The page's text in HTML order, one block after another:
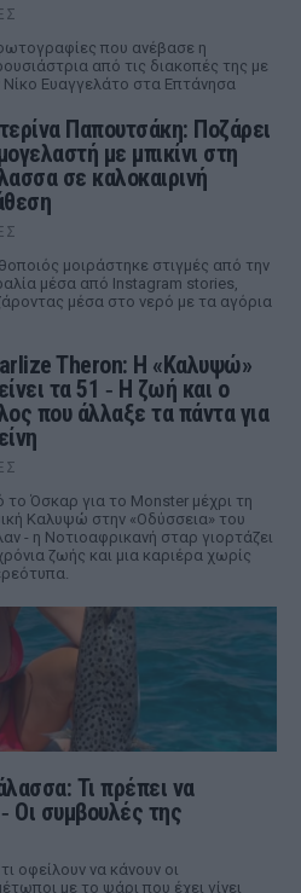
που ανέβασε η
από τις διακοπές της με
Νίκο Ευαγγελάτο στα Επτάνησα
Παπουτσάκη: Ποζάρει
με μπικίνι στη
σε καλοκαιρινή
μοιράστηκε στιγμές από την
μέσα από Instagram stories,
μέσα στο νερό με τα αγόρια
Theron: Η «Καλυψώ»
τα 51 ‑ H ζωή και ο
που άλλαξε τα πάντα για
το Όσκαρ για το Monster μέχρι τη
Καλυψώ στην «Οδύσσεια» του
- η Νοτιοαφρικανή σταρ γιορτάζει
ζωής και μια καριέρα χωρίς
Τι πρέπει να
Οι συμβουλές της
οφείλουν να κάνουν οι
με το ψάρι που έχει γίνει